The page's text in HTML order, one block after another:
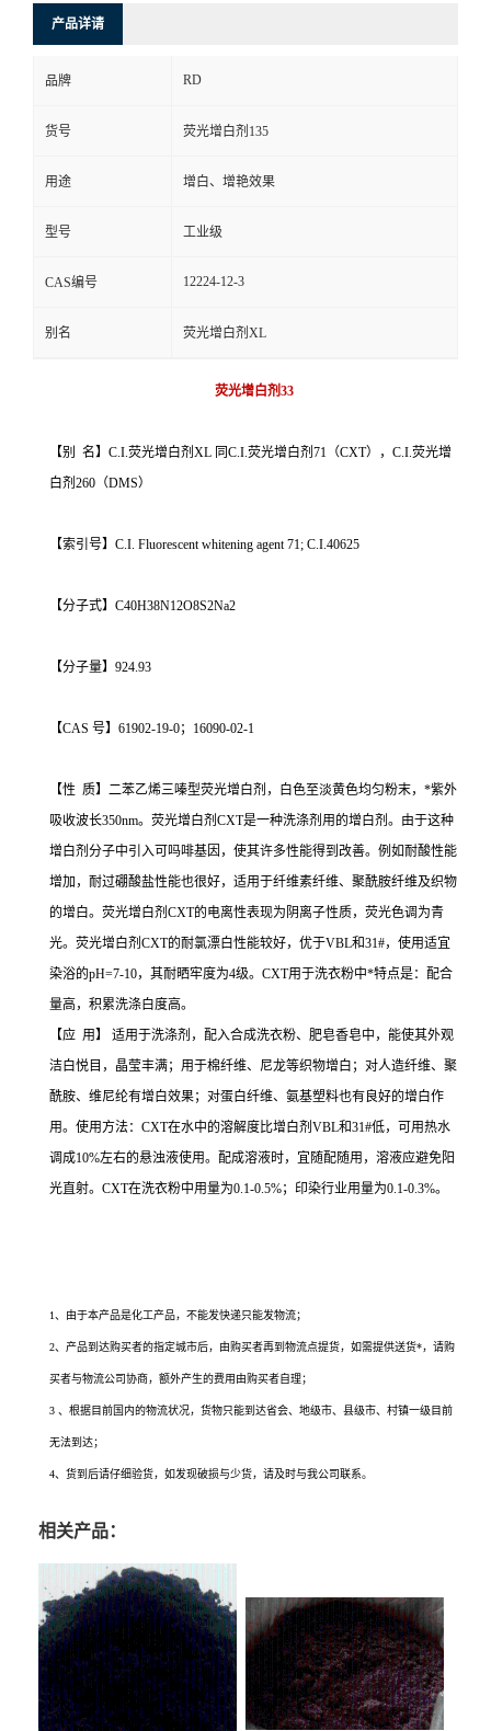
产品详请
品牌 RD
货号 荧光增白剂135
用途 增白、增艳效果
型号 工业级
CAS编号 12224-12-3
别名 荧光增白剂XL
荧光增白剂33
【别 名】C.I.荧光增白剂XL 同C.I.荧光增白剂71（CXT），C.I.荧光增
白剂260（DMS）
【索引号】C.I. Fluorescent whitening agent 71; C.I.40625
【分子式】C40H38N12O8S2Na2
【分子量】924.93
【CAS 号】61902-19-0；16090-02-1
【性 质】二苯乙烯三嗪型荧光增白剂，白色至淡黄色均匀粉末，*紫外
吸收波长350nm。荧光增白剂CXT是一种洗涤剂用的增白剂。由于这种
增白剂分子中引入可吗啡基因，使其许多性能得到改善。例如耐酸性能
增加，耐过硼酸盐性能也很好，适用于纤维素纤维、聚酰胺纤维及织物
的增白。荧光增白剂CXT的电离性表现为阴离子性质，荧光色调为青
光。荧光增白剂CXT的耐氯漂白性能较好，优于VBL和31#，使用适宜
染浴的pH=7-10，其耐晒牢度为4级。CXT用于洗衣粉中*特点是：配合
量高，积累洗涤白度高。
【应 用】 适用于洗涤剂，配入合成洗衣粉、肥皂香皂中，能使其外观
洁白悦目，晶莹丰满；用于棉纤维、尼龙等织物增白；对人造纤维、聚
酰胺、维尼纶有增白效果；对蛋白纤维、氨基塑料也有良好的增白作
用。使用方法：CXT在水中的溶解度比增白剂VBL和31#低，可用热水
调成10%左右的悬浊液使用。配成溶液时，宜随配随用，溶液应避免阳
光直射。CXT在洗衣粉中用量为0.1-0.5%；印染行业用量为0.1-0.3%。
1、由于本产品是化工产品，不能发快递只能发物流；
2、产品到达购买者的指定城市后，由购买者再到物流点提货，如需提供送货*，请购
买者与物流公司协商，额外产生的费用由购买者自理；
3 、根据目前国内的物流状况，货物只能到达省会、地级市、县级市、村镇一级目前
无法到达；
4、货到后请仔细验货，如发现破损与少货，请及时与我公司联系。
相关产品：